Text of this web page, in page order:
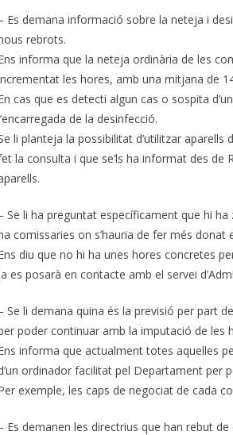
Es demana informació sobre la neteja i
rebrots.
informa que la neteja ordinària de les
les hores, amb una mitjana de
cas que es detecti algun cas o sospita
de la desinfecció.
li planteja la possibilitat d’utilitzar aparells
la consulta i que se’ls ha informat des de
Se li ha preguntat específicament que hi
comissaries on s’hauria de fer més donat
diu que no hi ha unes hores concretes
es posarà en contacte amb el servei
Se li demana quina és la previsió per part
poder continuar amb la imputació de les
informa que actualment totes aquelles
ordinador facilitat pel Departament per
exemple, les caps de negociat de cada
Es demanen les directrius que han rebut